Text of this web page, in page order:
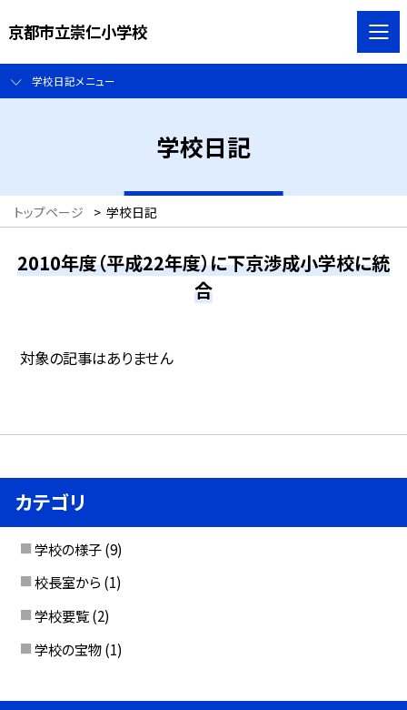
京都市立崇仁小学校
学校日記メニュー
学校日記
トップページ > 学校日記
2010年度（平成22年度）に下京渉成小学校に統
合
対象の記事はありません
カテゴリ
学校の様子 (9)
校長室から (1)
学校要覧 (2)
学校の宝物 (1)